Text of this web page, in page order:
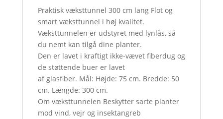
Praktisk væksttunnel 300 cm lang Flot og
smart væksttunnel i høj kvalitet.
Væksttunnelen er udstyret med lynlås, så
du nemt kan tilgå dine planter.
Den er lavet i kraftigt ikke-vævet fiberdug og
de støttende buer er lavet
af glasfiber. Mål: Højde: 75 cm. Bredde: 50
cm. Længde: 300 cm.
Om væksttunnelen Beskytter sarte planter
mod vind, vejr og insektangreb